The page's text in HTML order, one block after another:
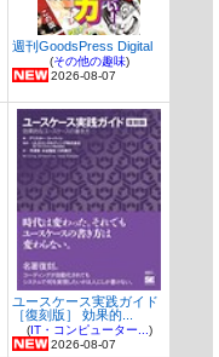
週刊GoodsPress Digital
(その他の趣味)
2026-08-07
ユースケース実践ガイド
［復刻版］ 効果的...
(IT・コンピューター...)
2026-08-07